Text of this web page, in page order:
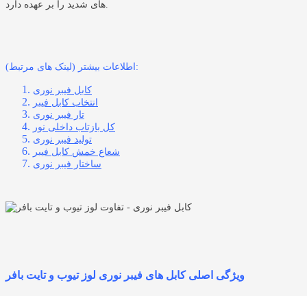
های شدید را بر عهده دارد.
اطلاعات بیشتر (لینک های مرتبط):
کابل فیبر نوری
انتخاب کابل فیبر
تار فیبر نوری
کل بازتاب داخلی نور
تولید فیبر نوری
شعاع خمش کابل فیبر
ساختار فیبر نوری
ویژگی اصلی کابل های فیبر نوری لوز تیوب و تایت بافر